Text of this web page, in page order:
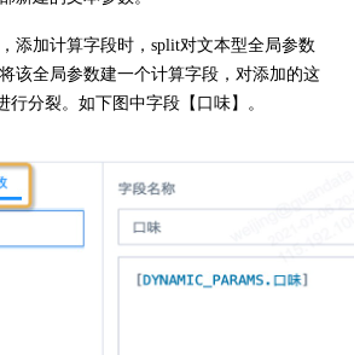
添加计算字段时，split对文本型全局参数
该全局参数建一个计算字段，对添加的这
行分裂。如下图中字段【口味】。